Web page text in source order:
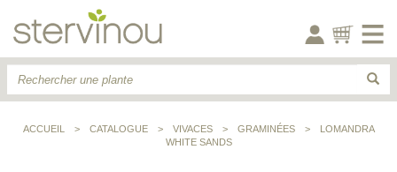
ACCUEIL > CATALOGUE > VIVACES > GRAMINÉES >
LOMANDRA
WHITE SANDS